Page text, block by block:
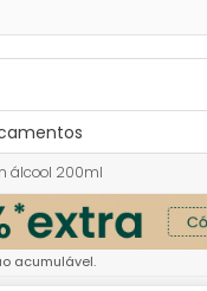
álcool 200ml
acumulável.